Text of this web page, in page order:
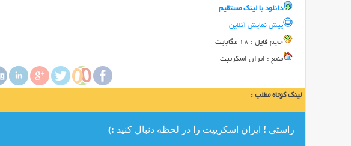
تجاری
راه
اندازی
سرویس
های
دانلود با لينک مستقيم
پیش نمایش آنلاین
حجم فايل : 18 مگابایت
منبع : ایران اسکریپت
لینک کوتاه مطلب :
راستی ! ایران اسکریپت را در لحظه دنبال کنید :)